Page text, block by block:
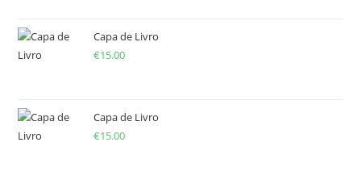
Capa de Livro
€15.00
Capa de Livro
€15.00